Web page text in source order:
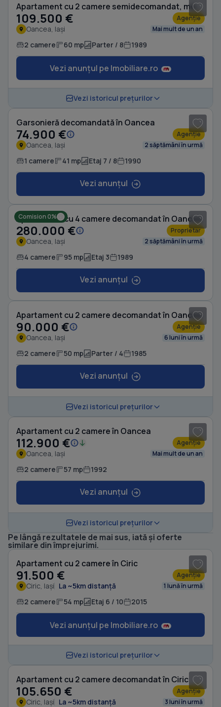
Apartament cu 2 camere semidecomandat, mobilat în Oancea
109.500 € Agenție
Oancea, Iași Mai mult de un an
2 camere 60 mp Parter / 8 1989
Vezi anunțul pe Imobiliare.ro
Vezi istoricul prețurilor
Garsonieră decomandată în Oancea
74.900 € Agenție
Oancea, Iași 2 săptămâni în urmă
1 camere 41 mp Etaj 7 / 8 1990
Vezi anunțul
Comision 0%
Apartament cu 4 camere decomandat în Oancea
280.000 € Proprietar
Oancea, Iași 2 săptămâni în urmă
4 camere 95 mp Etaj 3 1989
Vezi anunțul
Apartament cu 2 camere decomandat în Oancea
90.000 € Agenție
Oancea, Iași 6 luni în urmă
2 camere 50 mp Parter / 4 1985
Vezi anunțul
Vezi istoricul prețurilor
Apartament cu 2 camere în Oancea
112.900 € Agenție
Oancea, Iași Mai mult de un an
2 camere 57 mp 1992
Vezi anunțul
Vezi istoricul prețurilor
Pe lângă rezultatele de mai sus, iată și oferte
similare din împrejurimi.
Apartament cu 2 camere în Ciric
91.500 € Agenție
Ciric, Iași La ~5km distanță 1 lună în urmă
2 camere 54 mp Etaj 6 / 10 2015
Vezi anunțul pe Imobiliare.ro
Vezi istoricul prețurilor
Apartament cu 2 camere decomandat în Ciric
105.650 € Agenție
Ciric, Iași La ~5km distanță 3 luni în urmă